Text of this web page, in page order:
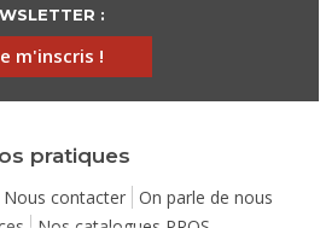
:
m'inscris !
pratiques
Nous contacter
On parle de nous